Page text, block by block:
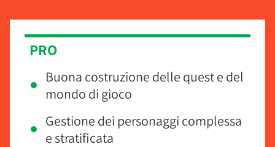
PRO
Buona costruzione delle quest e del
mondo di gioco
Gestione dei personaggi complessa
e stratificata